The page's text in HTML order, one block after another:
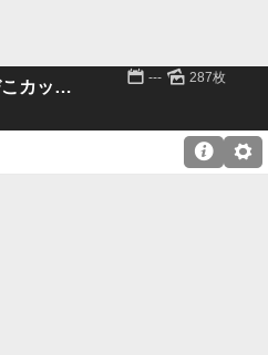
我孫子第一小学校様 あびこカッパまつりポスター 📅 --- 🌄 287枚
⚙
